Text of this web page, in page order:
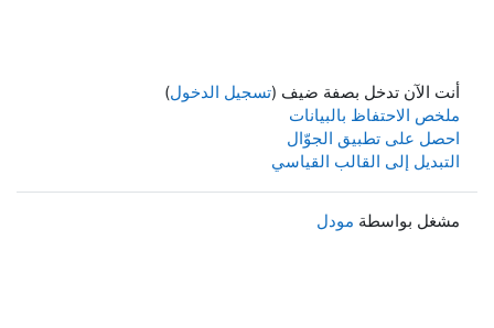
أنت الآن تدخل بصفة ضيف (تسجيل الدخول)
ملخص الاحتفاظ بالبيانات
احصل على تطبيق الجوّال
التبديل إلى القالب القياسي
مشغل بواسطة مودل